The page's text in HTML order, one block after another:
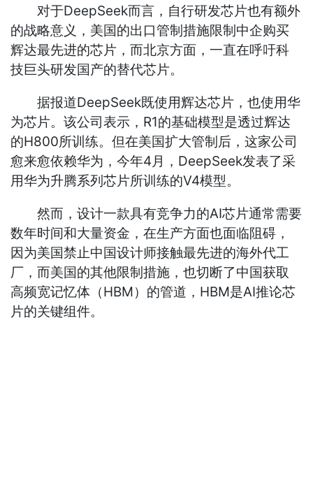
对于DeepSeek而言，自行研发芯片也有额外
的战略意义，美国的出口管制措施限制中企购买
辉达最先进的芯片，而北京方面，一直在呼吁科
技巨头研发国产的替代芯片。
据报道DeepSeek既使用辉达芯片，也使用华
为芯片。该公司表示，R1的基础模型是透过辉达
的H800所训练。但在美国扩大管制后，这家公司
愈来愈依赖华为，今年4月，DeepSeek发表了采
用华为升腾系列芯片所训练的V4模型。
然而，设计一款具有竞争力的AI芯片通常需要
数年时间和大量资金，在生产方面也面临阻碍，
因为美国禁止中国设计师接触最先进的海外代工
厂，而美国的其他限制措施，也切断了中国获取
高频宽记忆体（HBM）的管道，HBM是AI推论芯
片的关键组件。